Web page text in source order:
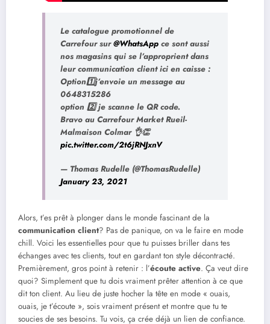
Le catalogue promotionnel de
Carrefour sur@WhatsApp ce sont aussi
nos magasins qui se l’approprient dans
leur communication client ici en caisse :
Option1️⃣j’envoie un message au
0648315286
option 2️⃣ je scanne le QR code.
Bravo au Carrefour Market Rueil-
Malmaison Colmar 👌👏
pic.twitter.com/2t6jRNJxnV
— Thomas Rudelle (@ThomasRudelle)
January 23, 2021
Alors, t’es prêt à plonger dans le monde fascinant de la
communication client? Pas de panique, on va le faire en mode
chill. Voici les essentielles pour que tu puisses briller dans tes
échanges avec tes clients, tout en gardant ton style décontracté.
Premièrement, gros point à retenir : l’écoute active. Ça veut dire
quoi? Simplement que tu dois vraiment prêter attention à ce que
dit ton client. Au lieu de juste hocher la tête en mode « ouais,
ouais, je t’écoute », sois vraiment présent et montre que tu te
soucies de ses besoins. Tu vois, ça crée déjà un lien de confiance.